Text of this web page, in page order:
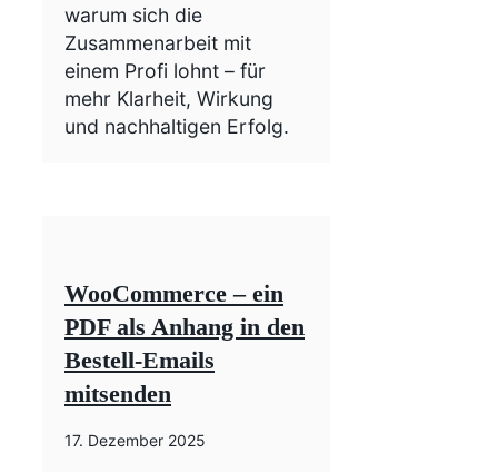
warum sich die
Zusammenarbeit mit
einem Profi lohnt – für
mehr Klarheit, Wirkung
und nachhaltigen Erfolg.
WooCommerce – ein
PDF als Anhang in den
Bestell-Emails
mitsenden
17. Dezember 2025